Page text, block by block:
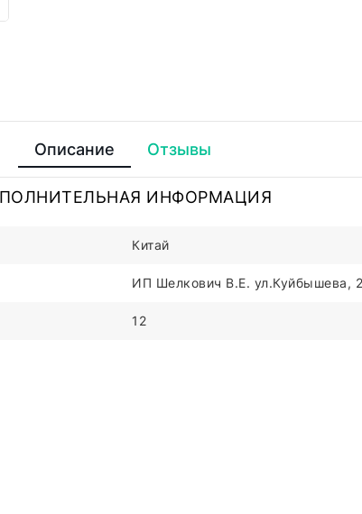
Описание Отзывы
ИНФОРМАЦИЯ
Китай
ИП Шелкович В.Е. ул.Куйбышева,
12